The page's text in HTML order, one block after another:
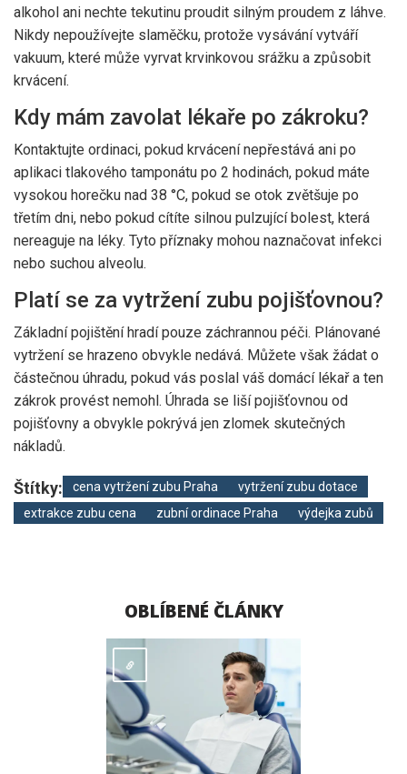
alkohol ani nechte tekutinu proudit silným proudem z láhve.
Nikdy nepoužívejte slaměčku, protože vysávání vytváří
vakuum, které může vyrvat krvinkovou srážku a způsobit
krvácení.
Kdy mám zavolat lékaře po zákroku?
Kontaktujte ordinaci, pokud krvácení nepřestává ani po
aplikaci tlakového tamponátu po 2 hodinách, pokud máte
vysokou horečku nad 38 °C, pokud se otok zvětšuje po
třetím dni, nebo pokud cítíte silnou pulzující bolest, která
nereaguje na léky. Tyto příznaky mohou naznačovat infekci
nebo suchou alveolu.
Platí se za vytržení zubu pojišťovnou?
Základní pojištění hradí pouze záchrannou péči. Plánované
vytržení se hrazeno obvykle nedává. Můžete však žádat o
částečnou úhradu, pokud vás poslal váš domácí lékař a ten
zákrok provést nemohl. Úhrada se liší pojišťovnou od
pojišťovny a obvykle pokrývá jen zlomek skutečných
nákladů.
Štítky: cena vytržení zubu Praha
vytržení zubu dotace
extrakce zubu cena
zubní ordinace Praha výdejka zubů
OBLÍBENÉ ČLÁNKY